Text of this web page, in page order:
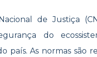
de Justiça
do
país. As normas